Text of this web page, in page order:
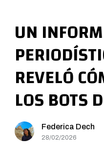
M
e
c
h
a
UN
REVELÓ
LOS BOTS
Federica Dech
28/02/2026